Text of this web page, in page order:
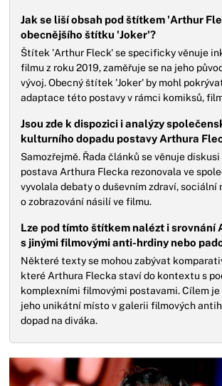
Jak se liší obsah pod štítkem 'Arthur
obecnějšího štítku 'Joker'?
Štítek 'Arthur Fleck' se specificky věnuje
filmu z roku 2019, zaměřuje se na jeho
vývoj. Obecný štítek 'Joker' by mohl
adaptace této postavy v rámci komiksů,
Jsou zde k dispozici i analýzy
kulturního dopadu postavy Arthura
Samozřejmě. Řada článků se věnuje
postava Arthura Flecka rezonovala ve
vyvolala debaty o duševním zdraví, sociální
o zobrazování násilí ve filmu.
Lze pod tímto štítkem nalézt i srovnání
s jinými filmovými anti-hrdiny nebo
Některé texty se mohou zabývat
které Arthura Flecka staví do kontextu s
komplexními filmovými postavami. Cílem
jeho unikátní místo v galerii filmových
dopad na diváka.